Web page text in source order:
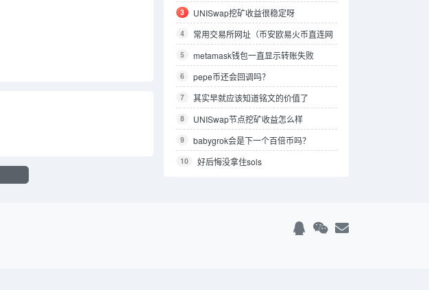
3 UNISwap挖矿收益很稳定呀
4
常用交易所网址（币安欧易火币直连网
址）
5 metamask钱包一直显示转账失败
6 pepe币还会回调吗？
7 其实早就应该知道铭文的价值了
8 UNISwap节点挖矿收益怎么样
9 babygrok会是下一个百倍币吗？
10 好后悔没拿住sols